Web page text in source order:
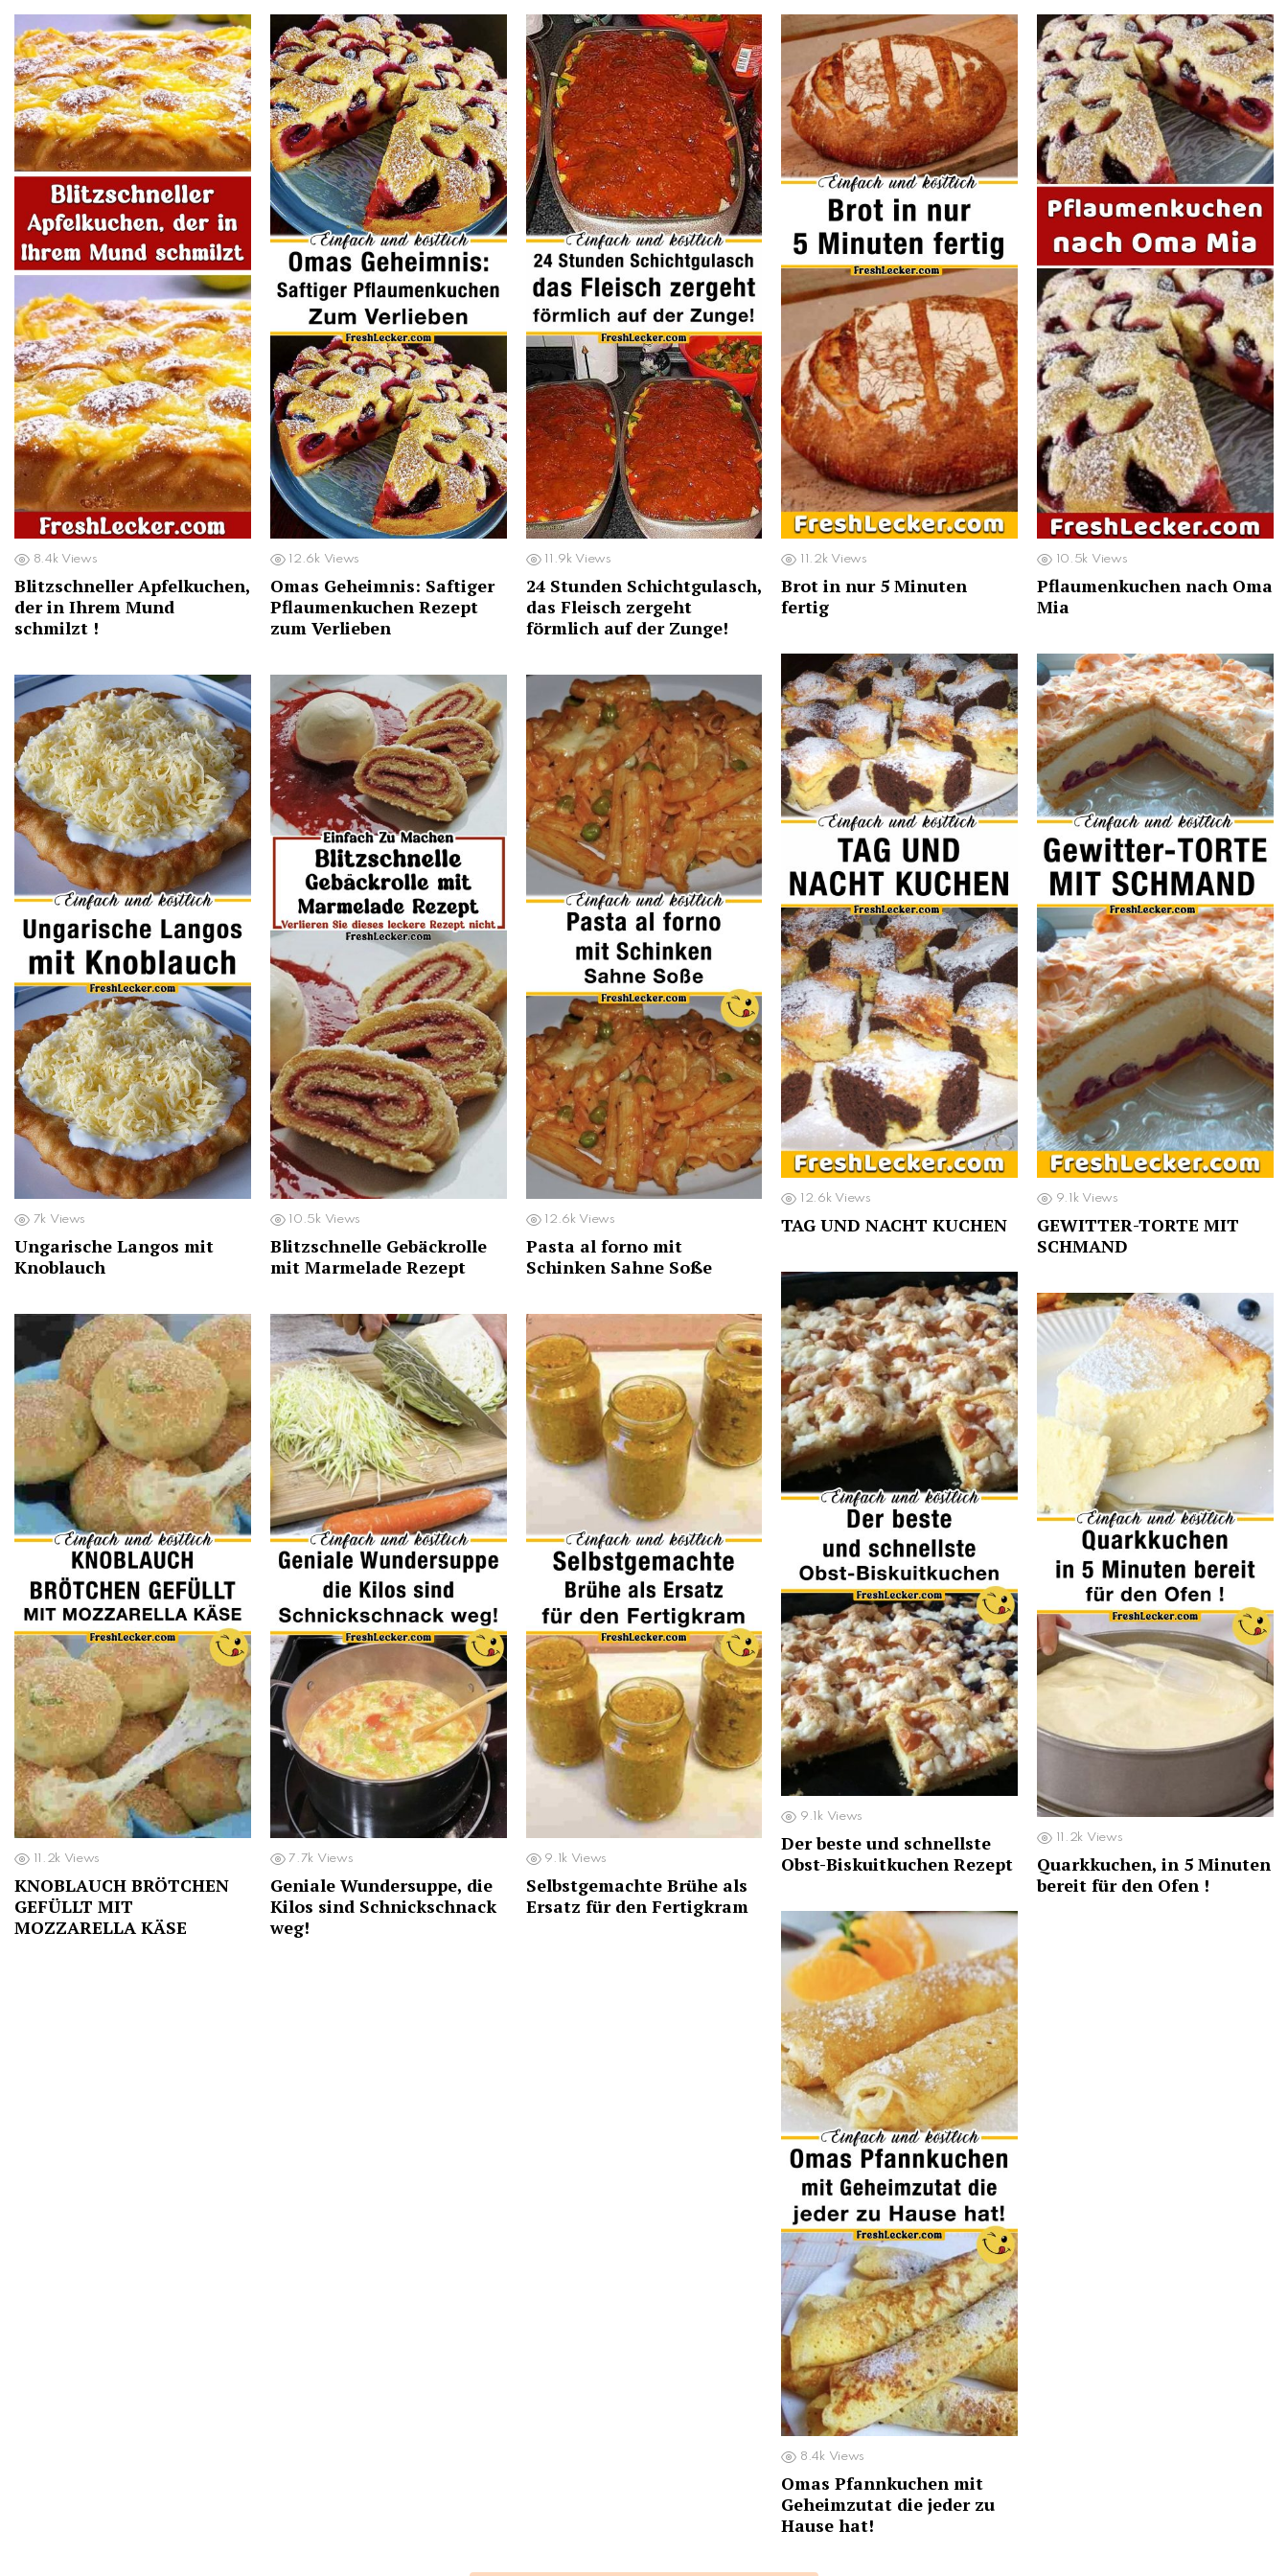
Latest
stories
8.4k Views
Blitzschneller Apfelkuchen,
der in Ihrem Mund
schmilzt !
12.6k Views
Omas Geheimnis: Saftiger
Pflaumenkuchen Rezept
zum Verlieben
11.9k Views
24 Stunden Schichtgulasch,
das Fleisch zergeht
förmlich auf der Zunge!
11.2k Views
Brot in nur 5 Minuten
fertig
10.5k Views
Pflaumenkuchen nach Oma
Mia
12.6k Views
TAG UND NACHT KUCHEN
9.1k Views
GEWITTER-TORTE MIT
SCHMAND
7k Views
Ungarische Langos mit
Knoblauch
10.5k Views
Blitzschnelle Gebäckrolle
mit Marmelade Rezept
12.6k Views
Pasta al forno mit
Schinken Sahne Soße
9.1k Views
Der beste und schnellste
Obst-Biskuitkuchen Rezept
11.2k Views
Quarkkuchen, in 5 Minuten
bereit für den Ofen !
11.2k Views
KNOBLAUCH BRÖTCHEN
GEFÜLLT MIT
MOZZARELLA KÄSE
7.7k Views
Geniale Wundersuppe, die
Kilos sind Schnickschnack
weg!
9.1k Views
Selbstgemachte Brühe als
Ersatz für den Fertigkram
8.4k Views
Omas Pfannkuchen mit
Geheimzutat die jeder zu
Hause hat!